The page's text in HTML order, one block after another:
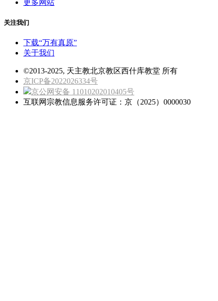
更多网站
关注我们
下载“万有真原”
关于我们
©2013-2025, 天主教北京教区西什库教堂 所有
京ICP备2022026334号
京公网安备 11010202010405号
互联网宗教信息服务许可证：京（2025）0000030